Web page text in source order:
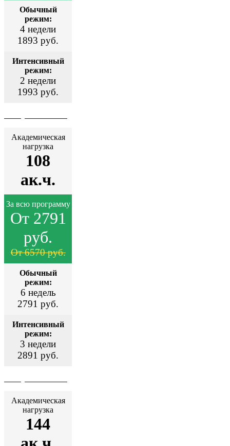
Обычный
режим:
4 недели
1893 руб.
Интенсивный
режим:
2 недели
1993 руб.
Академическая
нагрузка
108
ак.ч.
За всю программу
От 2791
руб.
От 6570 руб.
Обычный
режим:
6 недель
2791 руб.
Интенсивный
режим:
3 недели
2891 руб.
Академическая
нагрузка
144